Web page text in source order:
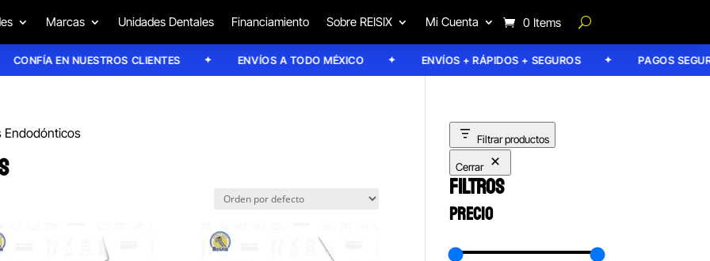
Marcas Unidades Dentales Financiamiento Sobre REISIX Mi Cuenta 0 Items
EN NUESTROS CLIENTES ENVÍOS A TODO MÉXICO ENVÍOS + RÁPIDOS + SEGUROS PAGOS SEGUROS
Endodónticos Filtrar productos
Cerrar
FILTROS
PRECIO